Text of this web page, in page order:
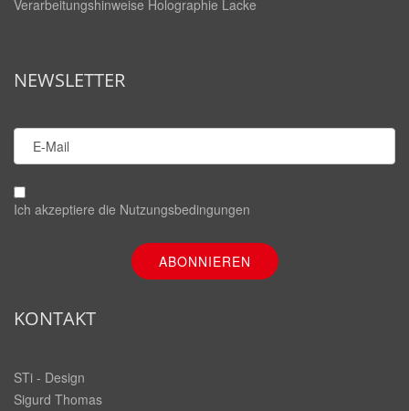
Verarbeitungshinweise Holographie Lacke
NEWSLETTER
Ich akzeptiere die Nutzungsbedingungen
KONTAKT
STi - Design
Sigurd Thomas